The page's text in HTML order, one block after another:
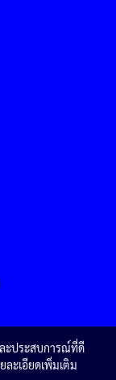
ะประสบการณ์ที่ดี
ละเอียดเพิ่มเติม